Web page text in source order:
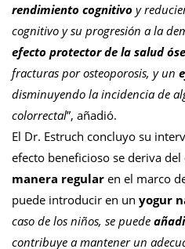
rendimiento cognitivo y
cognitivo y su progresión a la
efecto protector de la salud
fracturas por osteoporosis, y un
disminuyendo la incidencia de
colorrectal”, añadió.
El Dr. Estruch concluyo su
efecto beneficioso se deriva del
manera regular en el marco
puede introducir en un yogur
caso de los niños, se puede
contribuye a mantener un